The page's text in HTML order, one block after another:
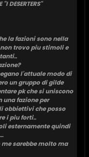
"I DESERTERS"
la fazioni sono nella
trovo piu stimoli e
l'attuale modo di
un gruppo di gilde
pk che si uniscono
una fazione per
obbiettivi che posso
i piu forti..
esternamente quindi
sarebbe molto ma